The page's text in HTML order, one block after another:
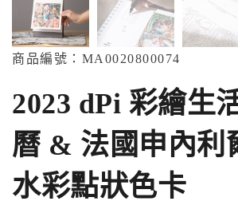
商品編號：MA 0020800074
2023 dPi 彩繪生
曆 & 法國申內利
水彩點狀色卡